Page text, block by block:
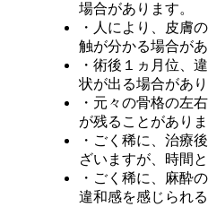
場合があります。
・人により、皮膚
触が分かる場合があ
・術後１ヵ月位、
状が出る場合があり
・元々の骨格の左
が残ることがありま
・ごく稀に、治療
ざいますが、時間
・ごく稀に、麻酔
違和感を感じられ